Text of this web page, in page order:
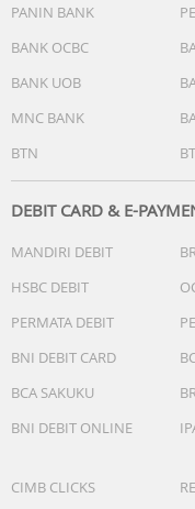
PANIN BANK
BANK OCBC
BANK UOB
MNC BANK
BTN
DEBIT CARD & E-
MANDIRI DEBIT
HSBC DEBIT
PERMATA DEBIT
BNI DEBIT CARD
BCA SAKUKU
BNI DEBIT ONLINE
CIMB CLICKS